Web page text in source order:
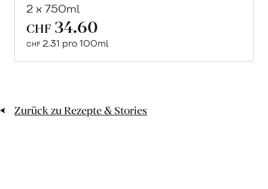
2 x 750ml
CHF 34.60
CHF 2.31 pro 100ml
Warenkorb
Zurück zu Rezepte & Stories